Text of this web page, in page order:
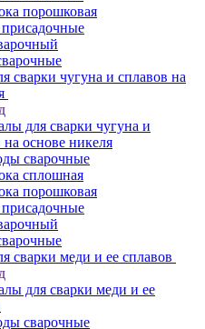
порошковая
сварки чугуна и сплавов на
для сварки чугуна и
на основе никеля
сварочные
сплошная
порошковая
сварки меди и ее сплавов
для сварки меди и ее
сварочные